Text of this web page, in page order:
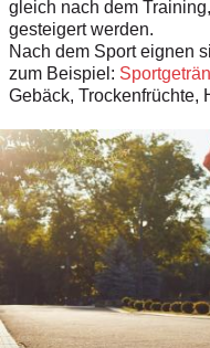
gleich nach dem
gesteigert werden.
Nach dem Sport eignen
zum Beispiel:
Gebäck, Trockenfrüchte,